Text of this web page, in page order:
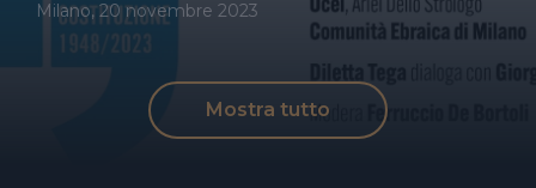
Milano, 20 novembre 2023
Mostra tutto